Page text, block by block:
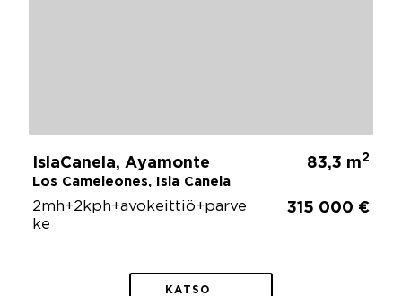
IslaCanela, Ayamonte
Los Cameleones, Isla Canela
83,3 m2
2mh+2kph+avokeittiö+parve
ke
315 000 €
KATSO